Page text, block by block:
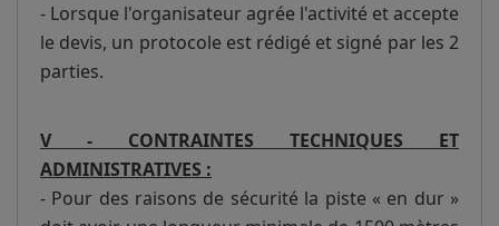
- Lorsque l'organisateur agrée l'activité et accepte
le devis, un protocole est rédigé et signé par les 2
parties.
V - CONTRAINTES TECHNIQUES ET
ADMINISTRATIVES :
- Pour des raisons de sécurité la piste « en dur »